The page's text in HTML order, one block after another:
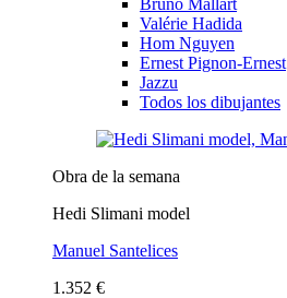
Valérie Hadida
Hom Nguyen
Ernest Pignon-Ernest
Jazzu
Todos los dibujantes
Obra de la semana
Hedi Slimani model
Manuel Santelices
1.352 €